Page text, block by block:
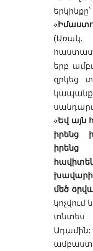
«
(
երբ
զրկեց
«Եվ այն
իրենց
մեծ
կոչվում
տնտես
Ադամին